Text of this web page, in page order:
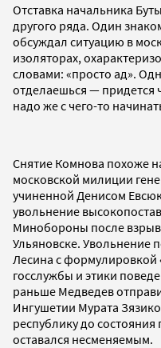
Отставка начальника
другого ряда. Один
обсуждал ситуацию в
изоляторах,
словами: «просто ад».
отделаешься — придется
надо же с чего-то
Снятие Комнова похоже
московской милиции
учиненной Денисом
увольнение
Минобороны после
Ульяновске. Увольнение
Лесина с
госслужбы и этики
раньше Медведев
Ингушетии Мурата
республику до
оставался несменяемым.